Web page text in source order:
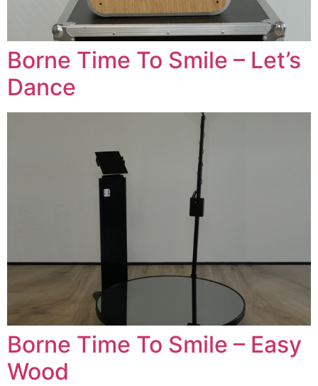
Borne Time To Smile – Let’s
Dance
Borne Time To Smile – Easy
Wood